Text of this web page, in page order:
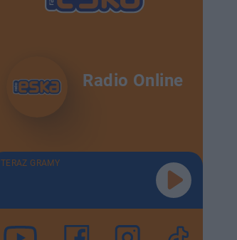
Radio Online
TERAZ GRAMY